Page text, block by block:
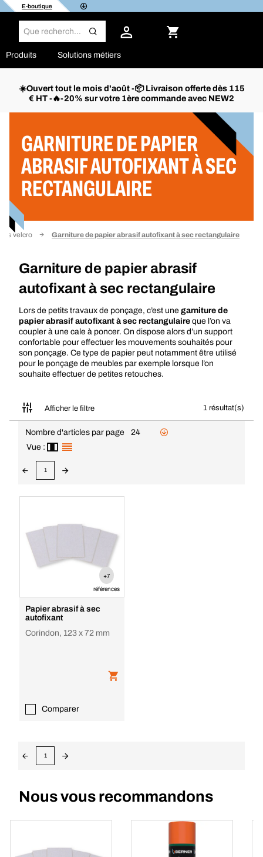
E-boutique
Produits Solutions métiers
☀️Ouvert tout le mois d'août -📦 Livraison offerte dès 115
€ HT -🔥-20% sur votre 1ère commande avec NEW2
GARNITURE DE PAPIER
ABRASIF AUTOFIXANT À SEC
RECTANGULAIRE
velcro Garniture de papier abrasif autofixant à sec rectangulaire
Garniture de papier abrasif
autofixant à sec rectangulaire
Lors de petits travaux de ponçage, c’est une garniture de
papier abrasif autofixant à sec rectangulaire que l’on va
coupler à une cale à poncer. On dispose alors d’un support
confortable pour effectuer les mouvements souhaités pour
son ponçage. Ce type de papier peut notamment être utilisé
pour le ponçage de meubles par exemple lorsque l’on
souhaite effectuer de petites retouches.
Afficher le filtre 1 résultat(s)
Filtrer
Nombre d'articles par page
24
Vue :
1
+7
références
Papier abrasif à sec
autofixant
Corindon, 123 x 72 mm
Comparer
1
Nous vous recommandons